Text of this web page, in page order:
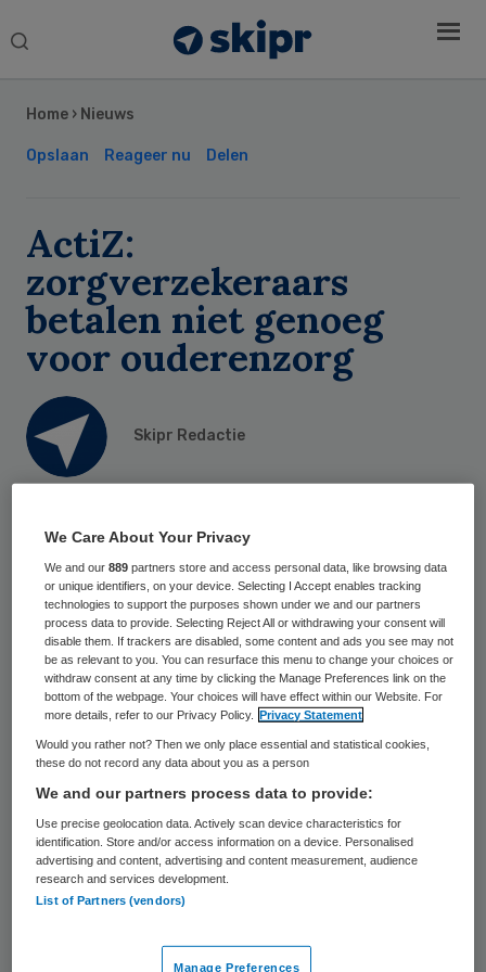
Search
Home › Nieuws
Opslaan Reageer nu Delen
ActiZ:
zorgverzekeraars
betalen niet genoeg
voor ouderenzorg
Skipr Redactie
22 keer gelezen
Zorgverzekeraars en zorgkantoren rekenen
een te laag tarief voor ouderenzorg.
Bovendien lopen de tarieven die de
Nederlandse Zorgautoriteit (NZa) vaststelt
niet gelijk op met de loonkostenstijging in
Nederland. Dat stelt werkgeversorganisatie
ActiZ.
Het tarief voor wijkverpleging en
verpleeghuis wordt ieder jaar wordt het
door de NZa geïndexeerd om mee te
groeien met de loonkostenontwikkeling.
Sidebar
We Care About Your Privacy
We and our889 partners store and access personal data, like browsing data
or unique identifiers, on your device. Selecting I Accept enables tracking
technologies to support the purposes shown under we and our partners
process data to provide. Selecting Reject All or withdrawing your consent will
disable them. If trackers are disabled, some content and ads you see may not
be as relevant to you. You can resurface this menu to change your choices or
withdraw consent at any time by clicking the Manage Preferences link on the
bottom of the webpage. Your choices will have effect within our Website. For
more details, refer to our Privacy Policy.
Privacy Statement
Would you rather not? Then we only place essential and statistical cookies,
these do not record any data about you as a person
We and our partners process data to provide:
Use precise geolocation data. Actively scan device characteristics for
identification. Store and/or access information on a device. Personalised
advertising and content, advertising and content measurement, audience
research and services development.
List of Partners (vendors)
Manage Preferences